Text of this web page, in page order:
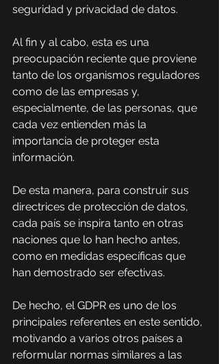
seguridad y privacidad de datos.
Al fin y al cabo, esta es una
preocupación reciente que proviene
tanto de los organismos reguladores
como de las empresas y,
especialmente, de las personas, que
cada vez entienden más la
importancia de proteger esta
información.
De esta manera, para construir sus
directrices de protección de datos,
cada país se inspira tanto en otras
naciones que lo han hecho antes,
como en medidas específicas que
han demostrado ser efectivas.
De hecho, el GDPR es uno de los
principales referentes en este sentido,
motivando a varios otros países a
reformular normas similares a las